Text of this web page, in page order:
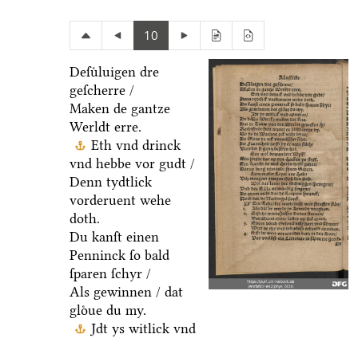
10
Deſuͤluigen dre
geſcherre /
Maken de gantze
Werldt erre.
Eth vnd drinck
vnd hebbe vor gudt /
Denn tydtlick
vorderuent wehe
doth.
Du kanſt einen
Penninck ſo bald
ſparen ſchyr /
Als gewinnen / dat
gloͤue du my.
Jdt ys witlick vnd